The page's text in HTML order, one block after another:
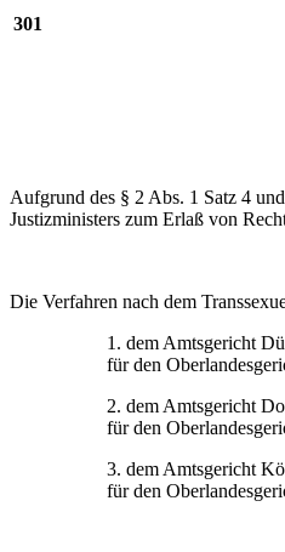
301
Aufgrund des § 2 Abs. 1 Satz 4
Justizministers zum Erlaß von
Die Verfahren nach dem
1. dem Amtsgericht
für den
2. dem Amtsgericht
für den
3. dem Amtsgericht
für den